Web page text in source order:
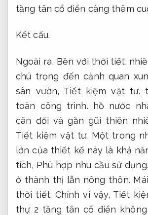
tầng tân cổ điển càng thêm
Kết cấu.
Ngoài ra, Bền với thời tiết.
chú trọng đến cảnh quan
sân vườn, Tiết kiệm vật tư.
toàn công trình. hồ nước
cân đối và gần gũi thiên
Tiết kiệm vật tư. Một trong
lớn của thiết kế này là khả
tích, Phù hợp nhu cầu sử dụng.
ở thành thị lẫn nông thôn.
thời tiết. Chính vì vậy, Tiết
thự 2 tầng tân cổ điển